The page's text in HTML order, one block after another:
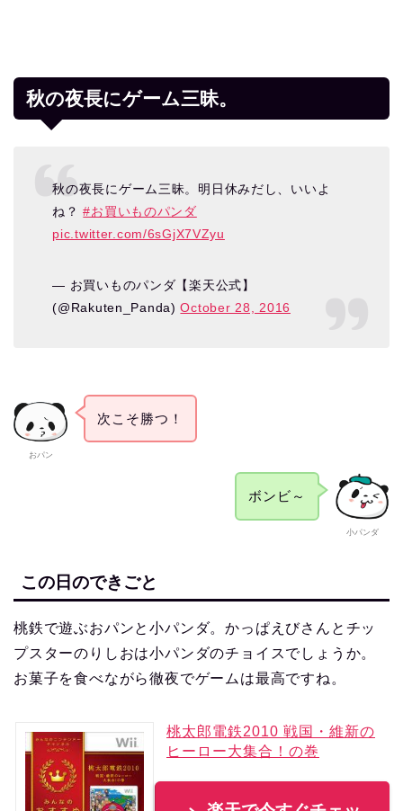
秋の夜長にゲーム三昧。
秋の夜長にゲーム三昧。明日休みだし、いいよ
ね？#お買いものパンダ
pic.twitter.com/6sGjX7VZyu
— お買いものパンダ【楽天公式】
(@Rakuten_Panda)October 28, 2016
おパン
次こそ勝つ！
小パンダ
ボンビ～
この日のできごと
桃鉄で遊ぶおパンと小パンダ。かっぱえびさんとチッ
プスターのりしおは小パンダのチョイスでしょうか。
お菓子を食べながら徹夜でゲームは最高ですね。
桃太郎電鉄2010 戦国・維新の
ヒーロー大集合！の巻